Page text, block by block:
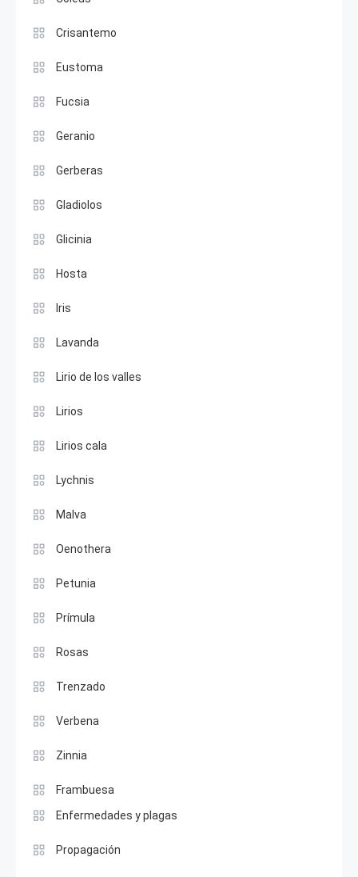
Crisantemo
Eustoma
Fucsia
Geranio
Gerberas
Gladiolos
Glicinia
Hosta
Iris
Lavanda
Lirio de los valles
Lirios
Lirios cala
Lychnis
Malva
Oenothera
Petunia
Prímula
Rosas
Trenzado
Verbena
Zinnia
Frambuesa
Enfermedades y plagas
Propagación